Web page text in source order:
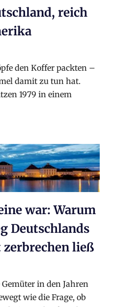
reich
den Koffer packten –
damit zu tun hat.
1979 in einem
war: Warum
Deutschlands
ließ
in den Jahren
wie die Frage, ob